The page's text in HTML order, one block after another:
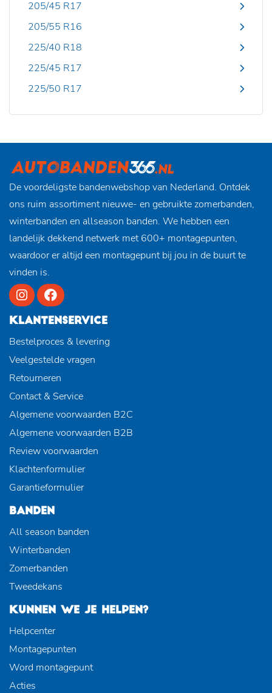
205/45 R17
205/55 R16
225/40 R18
225/45 R17
225/50 R17
De voordeligste bandenwebshop van Nederland. Ontdek
ons ruim assortiment nieuwe- en gebruikte zomerbanden,
winterbanden en allseason banden. We hebben een
landelijk dekkend netwerk met 600+ montagepunten,
waardoor er altijd een montagepunt bij jou in de buurt te
vinden is.
KLANTENSERVICE
Bestelproces & levering
Veelgestelde vragen
Retourneren
Contact & Service
Algemene voorwaarden B2C
Algemene voorwaarden B2B
Review voorwaarden
Klachtenformulier
Garantieformulier
BANDEN
All season banden
Winterbanden
Zomerbanden
Tweedekans
KUNNEN WE JE HELPEN?
Helpcenter
Montagepunten
Word montagepunt
Acties